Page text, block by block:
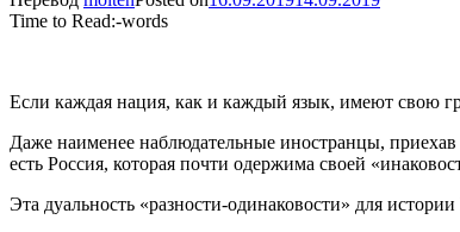
Time to Read:-words
Если каждая нация, как и каждый язык, имеют свою
Даже наименее наблюдательные иностранцы,
есть Россия, которая почти одержима своей
Эта дуальность «разности-одинаковости» для